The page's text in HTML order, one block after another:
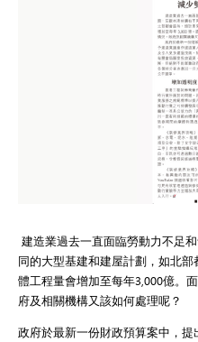
建造業過去一直面臨勞動力不足
同的大型基建和建屋計劃，如北
體工程量會增加至每年3,000億。
府及相關機構又該如何處理呢？
政府於最新一份財政預算案中，